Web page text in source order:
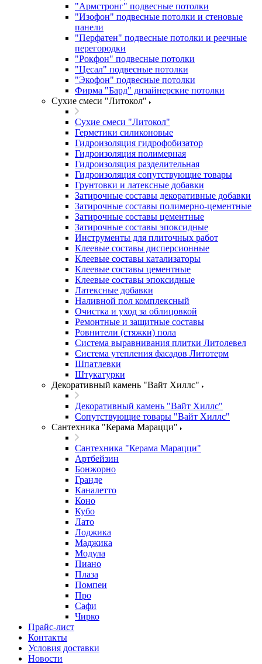
"Армстронг" подвесные потолки
"Изофон" подвесные потолки и стеновые
панели
"Перфатен" подвесные потолки и реечные
перегородки
"Рокфон" подвесные потолки
"Цесал" подвесные потолки
"Экофон" подвесные потолки
Фирма "Бард" дизайнерские потолки
Сухие смеси "Литокол"
Сухие смеси "Литокол"
Герметики силиконовые
Гидроизоляция гидрофобизатор
Гидроизоляция полимерная
Гидроизоляция разделительная
Гидроизоляция сопутствующие товары
Грунтовки и латексные добавки
Затирочные составы декоративные добавки
Затирочные составы полимерно-цементные
Затирочные составы цементные
Затирочные составы эпоксидные
Инструменты для плиточных работ
Клеевые составы дисперсионные
Клеевые составы катализаторы
Клеевые составы цементные
Клеевые составы эпоксидные
Латексные добавки
Наливной пол комплексный
Очистка и уход за облицовкой
Ремонтные и защитные составы
Ровнители (стяжки) пола
Система выравнивания плитки Литолевел
Система утепления фасадов Литотерм
Шпатлевки
Штукатурки
Декоративный камень "Вайт Хиллс"
Декоративный камень "Вайт Хиллс"
Сопутствующие товары "Вайт Хиллс"
Сантехника "Керама Марацци"
Сантехника "Керама Марацци"
Артбейзин
Бонжорно
Гранде
Каналетто
Коно
Кубо
Лато
Лоджика
Маджика
Модула
Пиано
Плаза
Помпеи
Про
Сафи
Чирко
Прайс-лист
Контакты
Условия доставки
Новости